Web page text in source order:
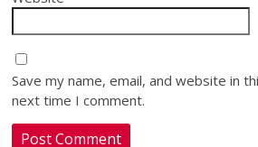
Save my name, email, and website in
next time I comment.